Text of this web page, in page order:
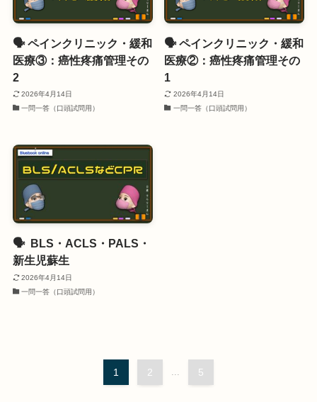
🗣️ ペインクリニック・緩和
医療③：癌性疼痛管理その
2
2026年4月14日
一問一答（口頭試問用）
🗣️ ペインクリニック・緩和
医療②：癌性疼痛管理その
1
2026年4月14日
一問一答（口頭試問用）
🗣️ BLS・ACLS・PALS・
新生児蘇生
2026年4月14日
一問一答（口頭試問用）
1 2 5